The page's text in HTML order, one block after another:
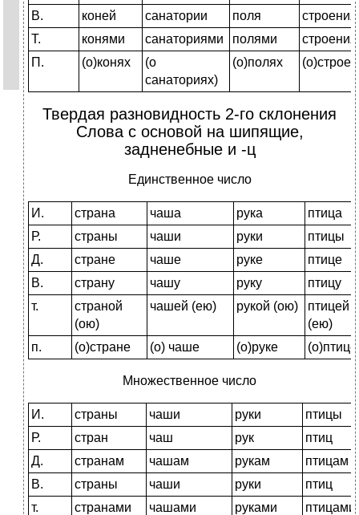
В.
коней санатории поля
строения
Т.
конями санаториями полями
П.
(о)конях
(о
санаториях)
(о)полях
Твердая разновидность 2-го склонения
Слова с основой на шипящие,
задненебные и -ц
Единственное число
И. страна чаша рука
птица
Р.
страны чаши руки
птицы
Д.
стране чаше руке
птице
В.
страну чашу руку
птицу
т.
страной
(ою)
чашей (ею) рукой (ою)
птицей
(ею)
п.
(о)стране (о) чаше (о)руке (о)птице
Множественное число
И. страны чаши руки
птицы
Р.
стран чаш рук
птиц
Д.
странам чашам рукам
птицам
В.
страны чаши руки
птиц
т.
странами чашами руками
птицами